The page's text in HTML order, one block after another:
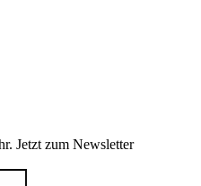
Jetzt zum Newsletter